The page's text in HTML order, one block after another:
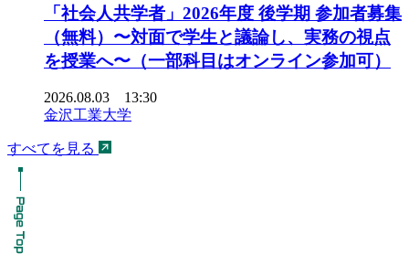
「社会人共学者」2026年度 後学期 参加者募集
（無料）〜対面で学生と議論し、実務の視点
を授業へ〜（一部科目はオンライン参加可）
2026.08.03 13:30
金沢工業大学
すべてを見る